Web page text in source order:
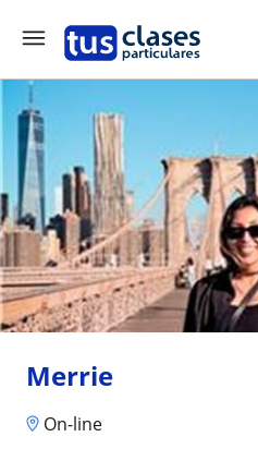
Merrie
On-line